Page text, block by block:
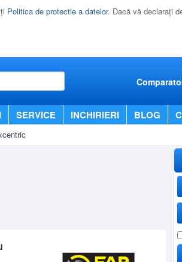
Politica de protectie a datelor. Dacă vă declaraţi
SERVICE INCHIRIERI BLOG